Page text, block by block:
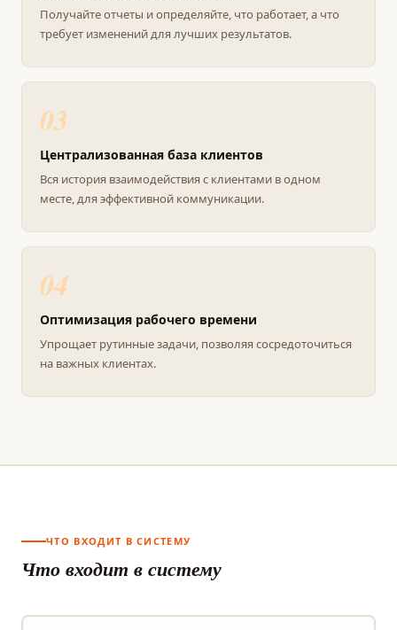
Получайте отчеты и определяйте, что работает, а что
требует изменений для лучших результатов.
03
Централизованная база клиентов
Вся история взаимодействия с клиентами в одном
месте, для эффективной коммуникации.
04
Оптимизация рабочего времени
Упрощает рутинные задачи, позволяя сосредоточиться
на важных клиентах.
ЧТО ВХОДИТ В СИСТЕМУ
Что входит в систему